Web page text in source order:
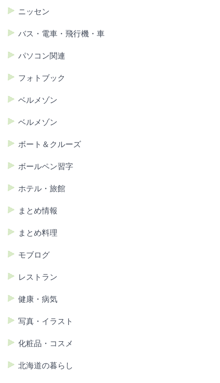
ニッセン
バス・電車・飛行機・車
パソコン関連
フォトブック
ベルメゾン
ベルメゾン
ボート＆クルーズ
ボールペン習字
ホテル・旅館
まとめ情報
まとめ料理
モブログ
レストラン
健康・病気
写真・イラスト
化粧品・コスメ
北海道の暮らし